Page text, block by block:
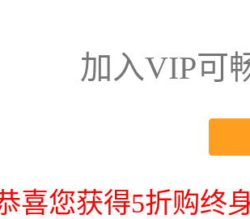
加入VIP可
喜您获得5折购终